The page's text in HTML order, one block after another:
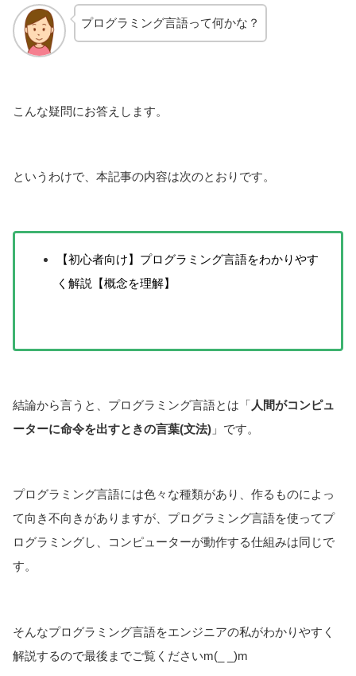
プログラミング言語って何かな？
こんな疑問にお答えします。
というわけで、本記事の内容は次のとおりです。
【初心者向け】プログラミング言語をわかりやす
く解説【概念を理解】
結論から言うと、プログラミング言語とは「 人間がコンピュ
ーターに命令を出すときの言葉(文法) 」です。
プログラミング言語には色々な種類があり、作るものによっ
て向き不向きがありますが、プログラミング言語を使ってプ
ログラミングし、コンピューターが動作する仕組みは同じで
す。
そんなプログラミング言語をエンジニアの私がわかりやすく
解説するので最後までご覧くださいm(_ _)m